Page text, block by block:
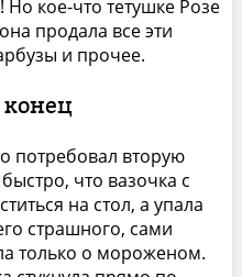
кое-что тетушке Розе
продала все эти
и прочее.
потребовал вторую
что вазочка с
на стол, а упала
страшного, сами
только о мороженом.